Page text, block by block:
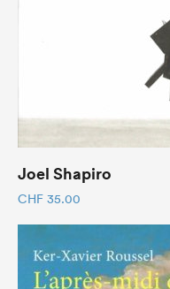
Joel Shapiro
CHF 35.00